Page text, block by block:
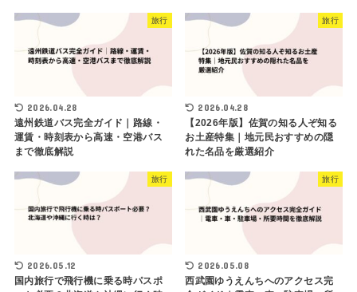
旅行
2026.04.28
遠州鉄道バス完全ガイド｜路線・
運賃・時刻表から高速・空港バス
まで徹底解説
旅行
2026.04.28
【2026年版】佐賀の知る人ぞ知る
お土産特集｜地元民おすすめの隠
れた名品を厳選紹介
旅行
2026.05.12
国内旅行で飛行機に乗る時パスポ
旅行
2026.05.08
西武園ゆうえんちへのアクセス完